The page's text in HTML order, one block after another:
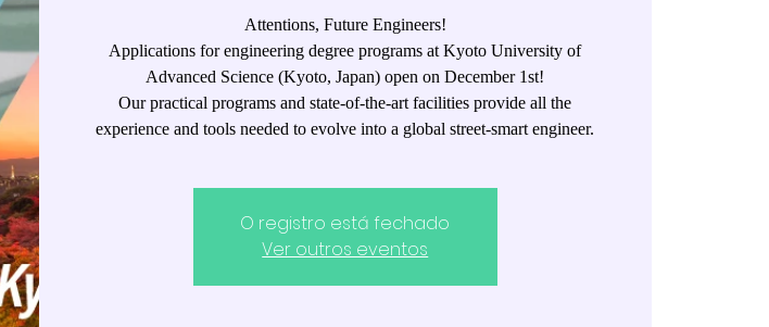
Attentions, Future Engineers!
Applications for engineering degree programs at Kyoto University of
Advanced Science (Kyoto, Japan) open on December 1st!
Our practical programs and state-of-the-art facilities provide all the
experience and tools needed to evolve into a global street-smart engineer.
O registro está fechado
Ver outros eventos